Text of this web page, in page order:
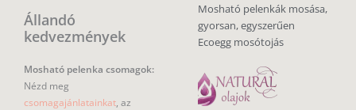
Állandó
kedvezmények
Mosható pelenka csomagok:
Nézd meg
csomagajánlatainkat, az
Mosható pelenkák mosása,
gyorsan, egyszerűen
Ecoegg mosótojás